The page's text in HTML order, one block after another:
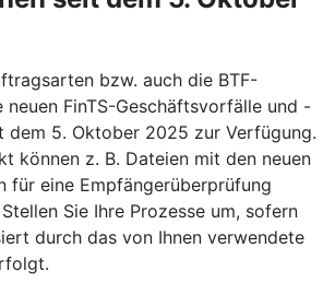
bzw. auch die BTF-
neuen FinTS-Geschäftsvorfälle und -
dem 5. Oktober 2025 zur Verfügung.
können z. B. Dateien mit den neuen
für eine Empfängerüberprüfung
Sie Ihre Prozesse um, sofern
durch das von Ihnen verwendete